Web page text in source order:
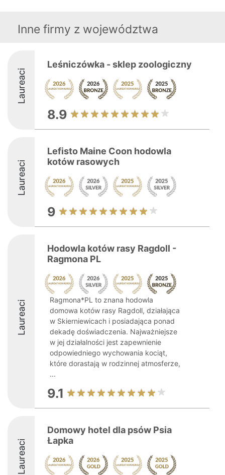
Inne firmy z województwa
Laureaci
Leśniczówka - sklep zoologiczny
8.9
Laureaci
Lefisto Maine Coon hodowla
kotów rasowych
9
Laureaci
Hodowla kotów rasy Ragdoll -
Ragmona PL
Ragmona*PL to znana hodowla
domowa kotów rasy Ragdoll, działająca
w Skierniewicach i posiadająca ponad
dekadę doświadczenia. Najważniejsze
w jej działalności jest zapewnienie
odpowiedniego wychowania kociąt,
które dorastają w rodzinnej atmosferze,
...
9.1
Laureaci
Domowy hotel dla psów Psia
Łapka